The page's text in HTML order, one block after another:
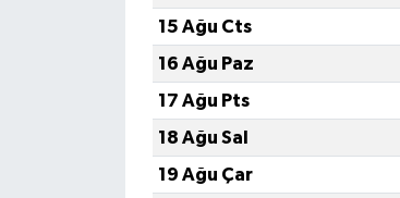
15 Ağu Cts
16 Ağu Paz
17 Ağu Pts
18 Ağu Sal
19 Ağu Çar